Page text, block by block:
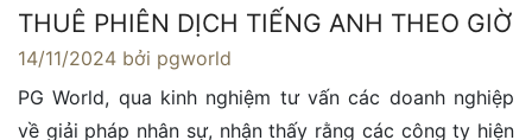
THUÊ PHIÊN DỊCH TIẾNG ANH THEO GIỜ
14/11/2024 bởi pgworld
PG World, qua kinh nghiệm tư vấn các doanh nghiệp
về giải pháp nhân sự, nhận thấy rằng các công ty hiện